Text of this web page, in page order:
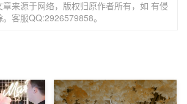
来源于网络，版权归原作者所有，如 有侵
客服QQ:2926579858。